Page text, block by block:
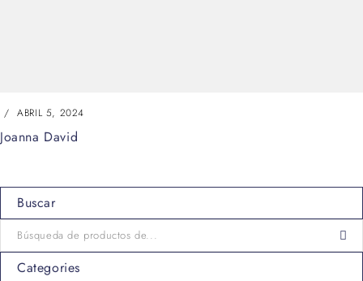
ABRIL 5, 2024
Joanna David
Buscar
Categories